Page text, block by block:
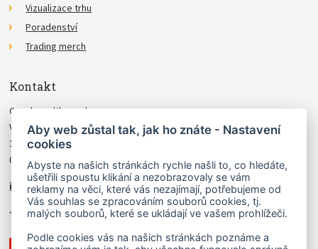
Vizualizace trhu
Poradenství
Trading merch
Kontakt
Czechwealth, spol. s r.o.
Višňová 4
140 00 Praha 4
Česká Republika
info@czechwealth.cz
+420 226 804 571 (9–12 hod.)
Aby web zůstal tak, jak ho znáte - Nastavení
cookies
Abyste na našich stránkách rychle našli to, co hledáte,
ušetřili spoustu klikání a nezobrazovaly se vám
reklamy na věci, které vás nezajímají, potřebujeme od
Vás souhlas se zpracováním souborů cookies, tj.
malých souborů, které se ukládají ve vašem prohlížeči.
Podle cookies vás na našich stránkách poznáme a